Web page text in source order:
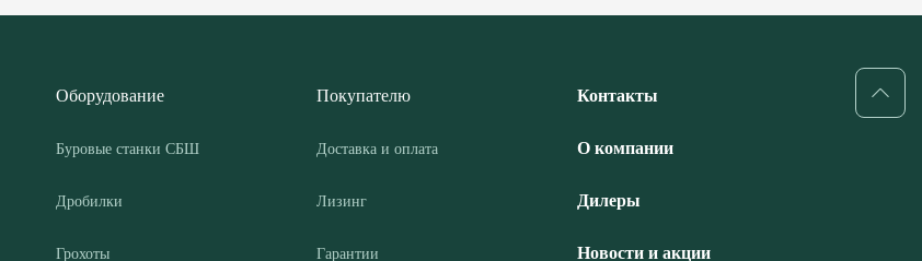
Оборудование
Буровые станки СБШ
Дробилки
Грохоты
Покупателю
Доставка и оплата
Лизинг
Гарантии
Контакты
О компании
Дилеры
Новости и акции